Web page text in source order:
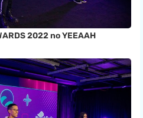
2022 no YEEAAH